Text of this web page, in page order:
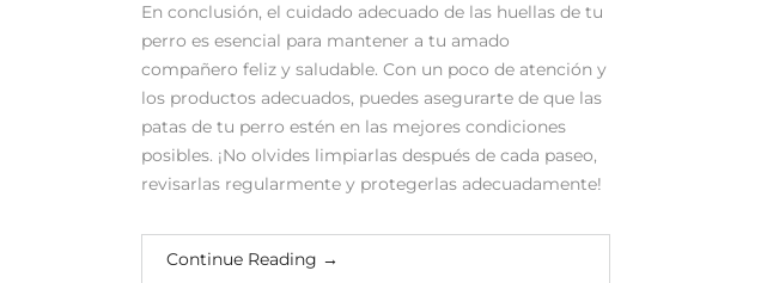
En conclusión, el cuidado adecuado de las huellas de tu
perro es esencial para mantener a tu amado
compañero feliz y saludable. Con un poco de atención y
los productos adecuados, puedes asegurarte de que las
patas de tu perro estén en las mejores condiciones
posibles. ¡No olvides limpiarlas después de cada paseo,
revisarlas regularmente y protegerlas adecuadamente!
Continue Reading →